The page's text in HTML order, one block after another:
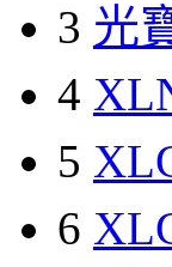
3 光
4
5
6